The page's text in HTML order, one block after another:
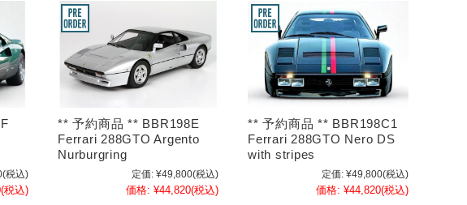
(税込)
(税込)
** 予約商品 ** BBR198E
Ferrari 288GTO Argento
Nurburgring
定価: ¥49,800(税込)
価格: ¥44,820(税込)
** 予約商品 ** BBR198C1
Ferrari 288GTO Nero DS
with stripes
定価: ¥49,800(税込)
価格: ¥44,820(税込)